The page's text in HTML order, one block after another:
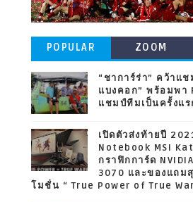
POPULAR
POSTS
ZOOM
“ชาการ์ร่า” คว้าแ
แบงคอก” พร้อมพา
แชมป์ทีมเป็นครั้งแร
เปิดตัวส่งท้ายปี
Notebook MSI
กราฟิกการ์ด
3070 และของแถม
โมชั่น “ True Power of True